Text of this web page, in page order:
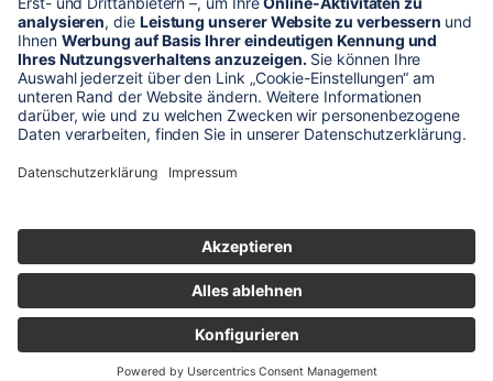
* Alle Preise verstehen sich zzgl. Mehrwertsteuer und Versandkosten
Unser Shop-Angebot richtet sich nur an gewerbliche
** LP = Listenneupreis (netto) des Herstellers
Mitarbeitern bearbeitet. Sie erhalten in jedem Fall ein Angebot bzw.
eine Auftragsbestätigung.
Produktabbildungen von Gebrauchtartikeln entsprechen nicht immer
der vorrätigen Ware - sie können ähnliche Produkte zeigen.
© 2026 schaltec GmbH |Impressum